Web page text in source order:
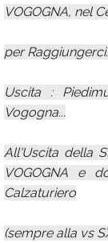
VOGOGNA, nel
per
Uscita :
Vogogna...
All'Uscita della
VOGOGNA e
Calzaturiero
(sempre alla vs